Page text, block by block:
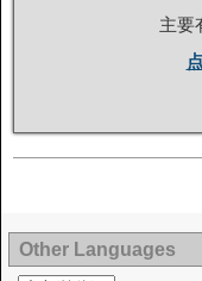
主要
Other Languages